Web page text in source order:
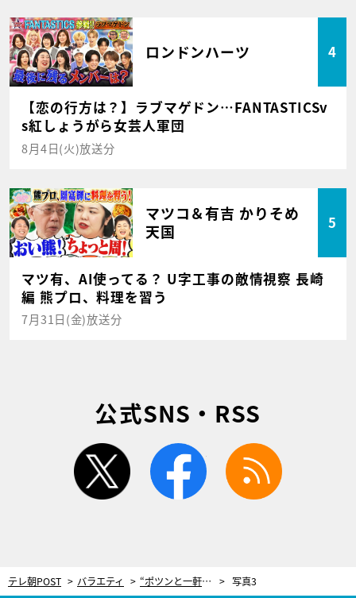
ロンドンハーツ 4
【恋の行方は？】ラブマゲドン…FANTASTICSv
s紅しょうがら女芸人軍団
8月4日(火)放送分
マツコ＆有吉 かりそめ
天国
5
マツ有、AI使ってる？ U字工事の敵情視察 長崎
編 熊プロ、料理を習う
7月31日(金)放送分
公式SNS・RSS
twitter facebook
テレ朝POST バラエティ “ポツンと一軒家”に嫁いで60年の女性。15年前に夫を亡くすも…はつらつとした姿にゲストも感銘 写真3